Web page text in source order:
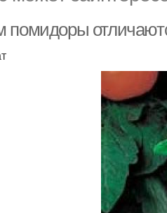
помидоры